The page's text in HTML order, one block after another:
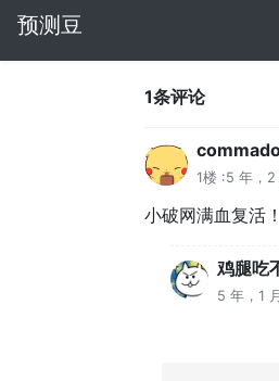
预测豆
1条评论
1楼 :5 年，
小破网满血复活！
鸡腿吃
5 年，1